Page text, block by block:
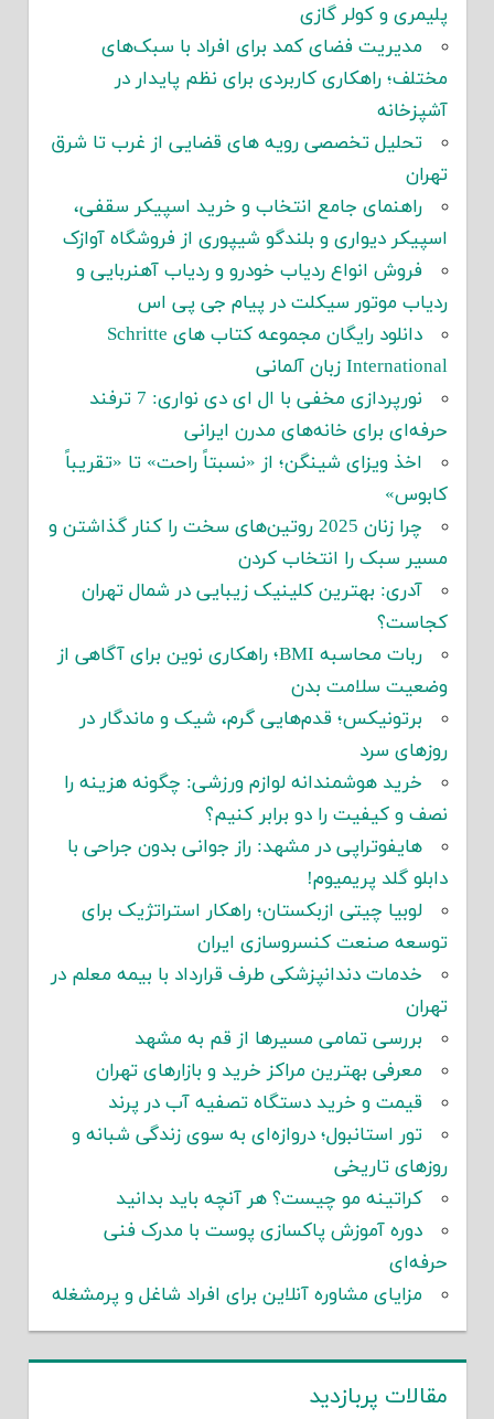
پلیمری و کولر گازی
مدیریت فضای کمد برای افراد با سبک‌های
مختلف؛ راهکاری کاربردی برای نظم پایدار در
آشپزخانه
تحلیل تخصصی رویه های قضایی از غرب تا شرق
تهران
راهنمای جامع انتخاب و خرید اسپیکر سقفی،
اسپیکر دیواری و بلندگو شیپوری از فروشگاه آوازک
فروش انواع ردیاب خودرو و ردیاب آهنربایی و
ردیاب موتور سیکلت در پیام جی پی اس
دانلود رایگان مجموعه کتاب های Schritte
International زبان آلمانی
نورپردازی مخفی با ال ای دی نواری: 7 ترفند
حرفه‌ای برای خانه‌های مدرن ایرانی
اخذ ویزای شینگن؛ از «نسبتاً راحت» تا «تقریباً
کابوس»
چرا زنان 2025 روتین‌های سخت را کنار گذاشتن و
مسیر سبک را انتخاب کردن
آدری: بهترین کلینیک زیبایی در شمال تهران
کجاست؟
ربات محاسبه BMI؛ راهکاری نوین برای آگاهی از
وضعیت سلامت بدن
برتونیکس؛ قدم‌هایی گرم، شیک و ماندگار در
روزهای سرد
خرید هوشمندانه لوازم ورزشی: چگونه هزینه را
نصف و کیفیت را دو برابر کنیم؟
هایفوتراپی در مشهد: راز جوانی بدون جراحی با
دابلو گلد پریمیوم!
لوبیا چیتی ازبکستان؛ راهکار استراتژیک برای
توسعه صنعت کنسروسازی ایران
خدمات دندانپزشکی طرف قرارداد با بیمه معلم در
تهران
بررسی تمامی مسیرها از قم به مشهد
معرفی بهترین مراکز خرید و بازارهای تهران
قیمت و خرید دستگاه تصفیه آب در پرند
تور استانبول؛ دروازه‌ای به سوی زندگی شبانه و
روزهای تاریخی
کراتینه مو چیست؟ هر آنچه باید بدانید
دوره آموزش پاکسازی پوست با مدرک فنی
حرفه‌ای
مزایای مشاوره آنلاین برای افراد شاغل و پرمشغله
مقالات پربازدید